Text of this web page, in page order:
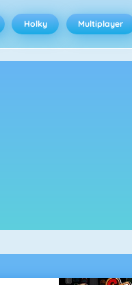
Holky Multiplayer